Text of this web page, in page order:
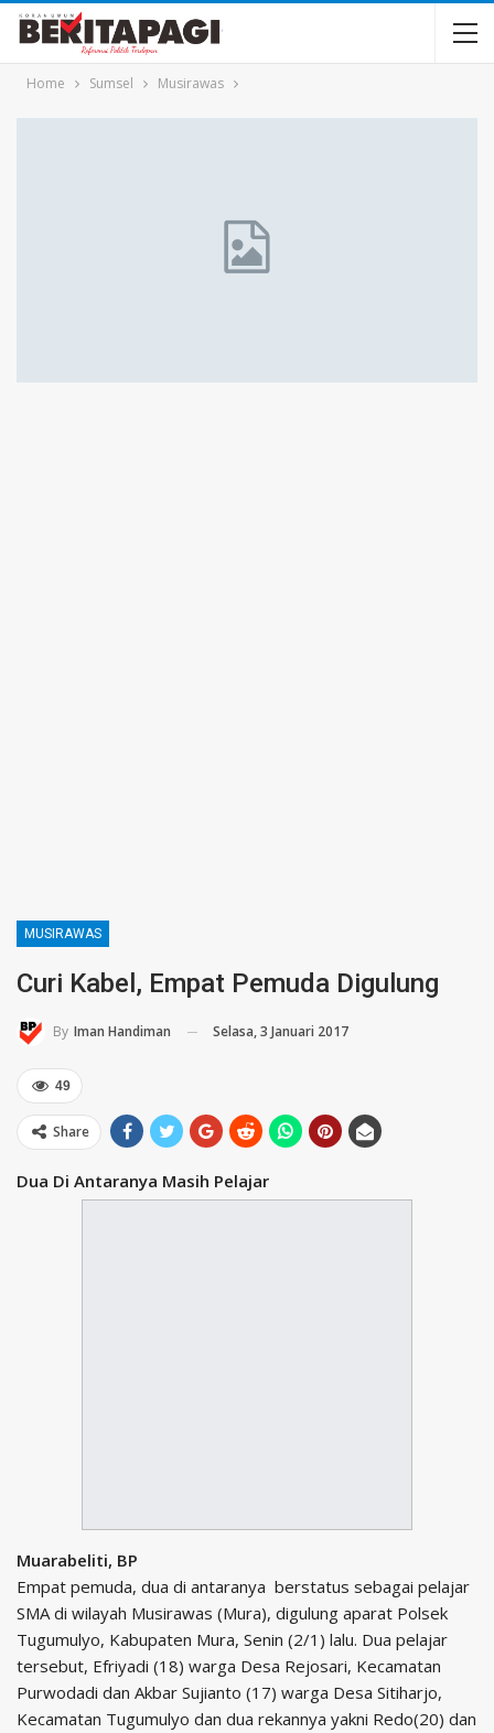
Home Sumsel Musirawas
MUSIRAWAS
Curi Kabel, Empat Pemuda Digulung
By Iman Handiman Selasa, 3 Januari 2017
49
Share
Dua Di Antaranya Masih Pelajar
Muarabeliti, BP
Empat pemuda, dua di antaranya berstatus sebagai pelajar
SMA di wilayah Musirawas (Mura), digulung aparat Polsek
Tugumulyo, Kabupaten Mura, Senin (2/1) lalu. Dua pelajar
tersebut, Efriyadi (18) warga Desa Rejosari, Kecamatan
Purwodadi dan Akbar Sujianto (17) warga Desa Sitiharjo,
Kecamatan Tugumulyo dan dua rekannya yakni ‎Redo(20) dan